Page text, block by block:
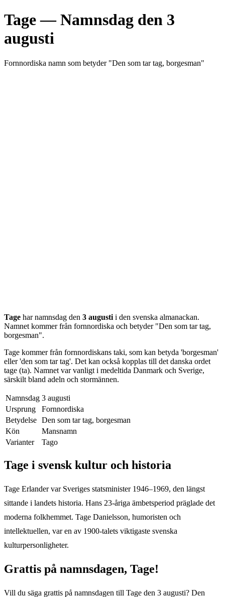
Tage— Namnsdag den 3
augusti
Fornnordiska namn som betyder "Den som tar tag, borgesman"
Tage har namnsdag den 3 augusti i den svenska almanackan.
Namnet kommer från fornnordiska och betyder "Den som tar tag,
borgesman".
Tage kommer från fornnordiskans taki, som kan betyda 'borgesman'
eller 'den som tar tag'. Det kan också kopplas till det danska ordet
tage (ta). Namnet var vanligt i medeltida Danmark och Sverige,
särskilt bland adeln och stormännen.
Namnsdag 3 augusti
Ursprung
Fornnordiska
Betydelse Den som tar tag, borgesman
Kön
Mansnamn
Varianter
Tago
Tage i svensk kultur och historia
Tage Erlander var Sveriges statsminister 1946–1969, den längst
sittande i landets historia. Hans 23-åriga ämbetsperiod präglade det
moderna folkhemmet. Tage Danielsson, humoristen och
intellektuellen, var en av 1900-talets viktigaste svenska
kulturpersonligheter.
Grattis på namnsdagen, Tage!
Vill du säga grattis på namnsdagen till Tage den 3 augusti? Den